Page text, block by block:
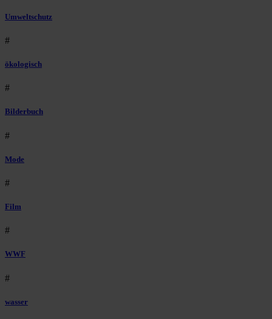
Umweltschutz
#
ökologisch
#
Bilderbuch
#
Mode
#
Film
#
WWF
#
wasser